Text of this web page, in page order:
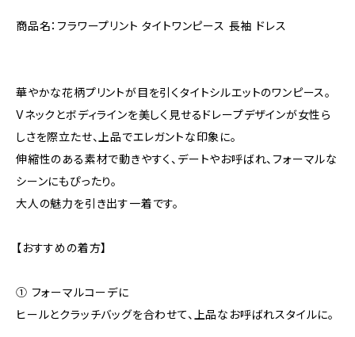
商品名：フラワープリント タイトワンピース 長袖 ドレス
華やかな花柄プリントが目を引くタイトシルエットのワンピース。
Vネックとボディラインを美しく見せるドレープデザインが女性ら
しさを際立たせ、上品でエレガントな印象に。
伸縮性のある素材で動きやすく、デートやお呼ばれ、フォーマルな
シーンにもぴったり。
大人の魅力を引き出す一着です。
【おすすめの着方】
① フォーマルコーデに
ヒールとクラッチバッグを合わせて、上品なお呼ばれスタイルに。